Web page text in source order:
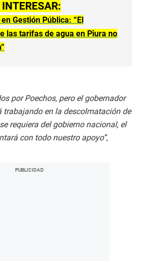
INTERESAR:
Gestión Pública: “El
las tarifas de agua en Piura no
por Poechos, pero el gobernador
trabajando en la descolmatación de
requiera del gobierno nacional, el
con todo nuestro apoyo”,